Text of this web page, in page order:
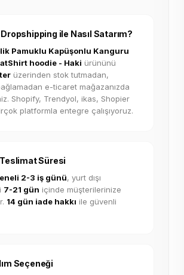
ile Nasıl Satarım?
Pamuklu Kapüşonlu Kanguru
hoodie - Haki ürününü
üzerinden stok tutmadan,
e-ticaret mağazanızda
Shopify, Trendyol, ikas, Shopier
platformla entegre çalışıyoruz.
Süresi
2-3 iş günü, yurt dışı
7-21 gün içinde müşterilerinize
14 gün iade hakkı ile güvenli
Seçeneği